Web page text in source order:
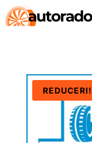
REDUCERI!